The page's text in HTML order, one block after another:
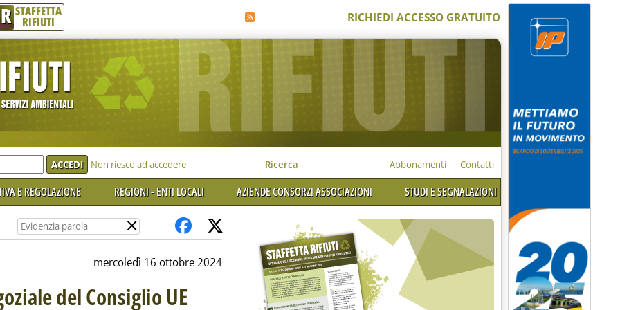
R STAFFETTA
RIFIUTI RICHIEDI ACCESSO GRATUITO
Non riesco ad accedere Ricerca Abbonamenti Contatti
E REGOLAZIONE REGIONI - ENTI LOCALI AZIENDE CONSORZI ASSOCIAZIONI STUDI E SEGNALAZIONI
×
mercoledì 16 ottobre 2024
del Consiglio UE